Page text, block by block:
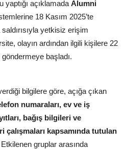
açıklamada Alumni
18 Kasım 2025’te
yetkisiz erişim
olayın ardından ilgili kişilere 22
başladı.
bilgilere göre, açığa çıkan
numaraları, ev ve iş
bağış bilgileri ve
kapsamında tutulan
gruplar arasında